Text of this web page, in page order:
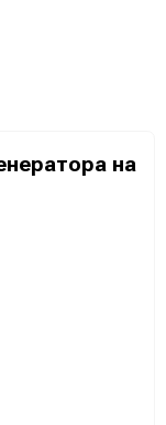
на